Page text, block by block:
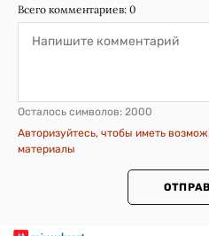
Всего комментариев: 0
Осталось символов: 2000
Авторизуйтесь, чтобы иметь
материалы